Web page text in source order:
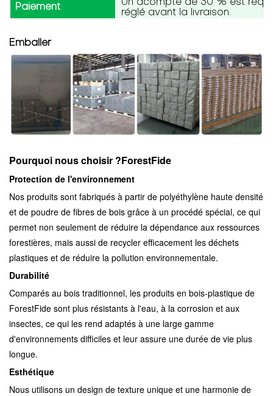
Paiement
Un acompte de 30 % est
réglé avant la livraison.
Emballer
Pourquoi nous choisir ?ForestFide
Protection de l'environnement
Nos produits sont fabriqués à partir de polyéthylène haute densité
et de poudre de fibres de bois grâce à un procédé spécial, ce qui
permet non seulement de réduire la dépendance aux ressources
forestières, mais aussi de recycler efficacement les déchets
plastiques et de réduire la pollution environnementale.
Durabilité
Comparés au bois traditionnel, les produits en bois-plastique de
ForestFide sont plus résistants à l'eau, à la corrosion et aux
insectes, ce qui les rend adaptés à une large gamme
d'environnements difficiles et leur assure une durée de vie plus
longue.
Esthétique
Nous utilisons un design de texture unique et une harmonie de